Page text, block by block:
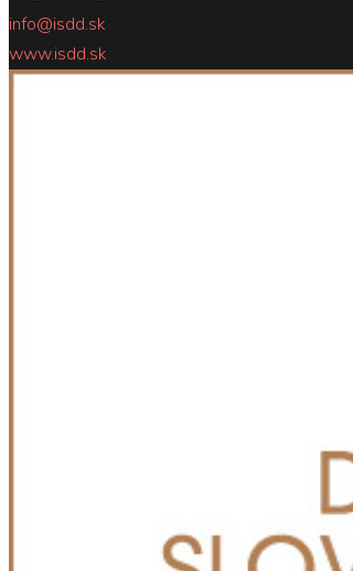
info@isdd.sk
www.isdd.sk